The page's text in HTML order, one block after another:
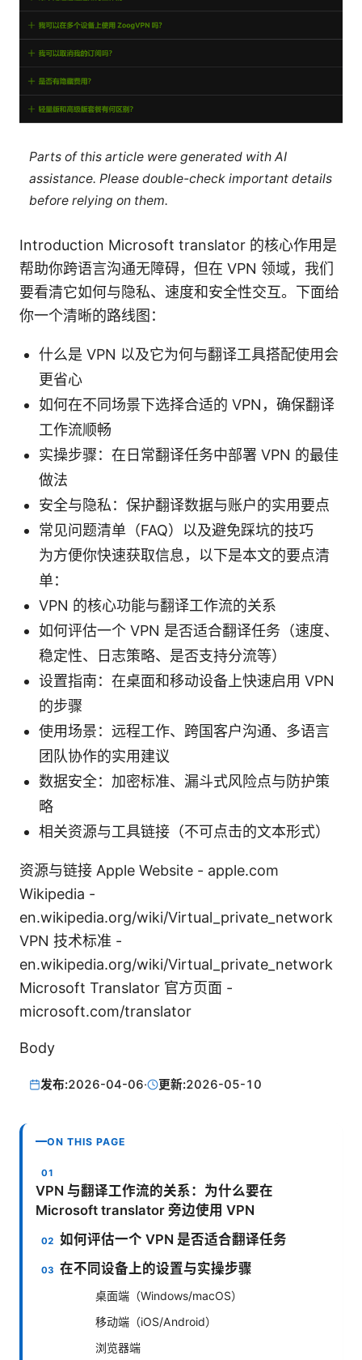
Parts of this article were generated with AI
assistance. Please double-check important details
before relying on them.
Introduction Microsoft translator 的核心作用是
帮助你跨语言沟通无障碍，但在 VPN 领域，我们
要看清它如何与隐私、速度和安全性交互。下面给
你一个清晰的路线图：
什么是 VPN 以及它为何与翻译工具搭配使用会
更省心
如何在不同场景下选择合适的 VPN，确保翻译
工作流顺畅
实操步骤：在日常翻译任务中部署 VPN 的最佳
做法
安全与隐私：保护翻译数据与账户的实用要点
常见问题清单（FAQ）以及避免踩坑的技巧
为方便你快速获取信息，以下是本文的要点清
单：
VPN 的核心功能与翻译工作流的关系
如何评估一个 VPN 是否适合翻译任务（速度、
稳定性、日志策略、是否支持分流等）
设置指南：在桌面和移动设备上快速启用 VPN
的步骤
使用场景：远程工作、跨国客户沟通、多语言
团队协作的实用建议
数据安全：加密标准、漏斗式风险点与防护策
略
相关资源与工具链接（不可点击的文本形式）
资源与链接 Apple Website - apple.com
Wikipedia -
en.wikipedia.org/wiki/Virtual_private_network
VPN 技术标准 -
en.wikipedia.org/wiki/Virtual_private_network
Microsoft Translator 官方页面 -
microsoft.com/translator
Body
发布:2026-04-06· 更新:2026-05-10
ON THIS PAGE
VPN 与翻译工作流的关系：为什么要在
Microsoft translator 旁边使用 VPN
如何评估一个 VPN 是否适合翻译任务
在不同设备上的设置与实操步骤
桌面端（Windows/macOS）
移动端（iOS/Android）
浏览器端